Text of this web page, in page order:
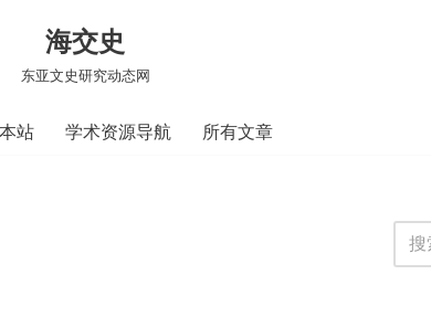
海交史
东亚文史研究动态网
站 学术资源导航 所有文章